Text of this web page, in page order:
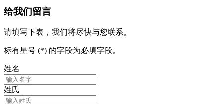
给我们留言
请填写下表，我们将尽快与您联系。
标有星号 (*) 的字段为必填字段。
姓名
姓氏